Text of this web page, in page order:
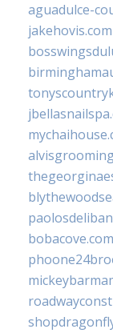
aguadulce-
jakehovis.com
bobacove.com